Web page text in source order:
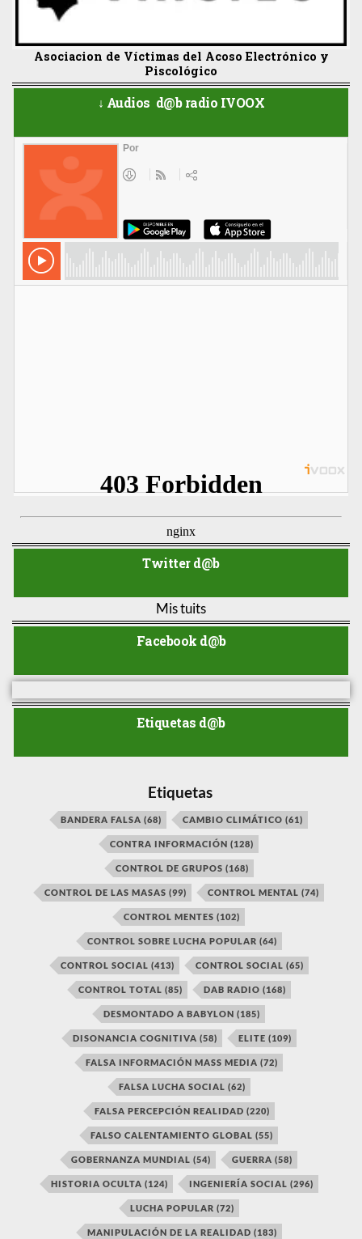
Asociacion de Víctimas del Acoso Electrónico y
Piscológico
↓ Audios d@b radio IVOOX
Twitter d@b
Mis tuits
Facebook d@b
Etiquetas d@b
Etiquetas
BANDERA FALSA (68) CAMBIO CLIMÁTICO (61)
CONTRA INFORMACIÓN (128)
CONTROL DE GRUPOS (168)
CONTROL DE LAS MASAS (99) CONTROL MENTAL (74)
CONTROL MENTES (102)
CONTROL SOBRE LUCHA POPULAR (64)
CONTROL SOCIAL (413) CONTROL SOCIAL (65)
CONTROL TOTAL (85) DAB RADIO (168)
DESMONTADO A BABYLON (185)
DISONANCIA COGNITIVA (58) ELITE (109)
FALSA INFORMACIÓN MASS MEDIA (72)
FALSA LUCHA SOCIAL (62)
FALSA PERCEPCIÓN REALIDAD (220)
FALSO CALENTAMIENTO GLOBAL (55)
GOBERNANZA MUNDIAL (54) GUERRA (58)
HISTORIA OCULTA (124) INGENIERÍA SOCIAL (296)
LUCHA POPULAR (72)
MANIPULACIÓN DE LA REALIDAD (183)